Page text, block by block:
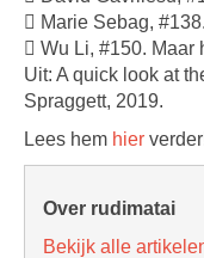
 Marie Sebag,
 Wu Li, #150. Maar
Uit: A quick look at
Spraggett, 2019.
Lees hem hier
Over rudimatai
Bekijk alle